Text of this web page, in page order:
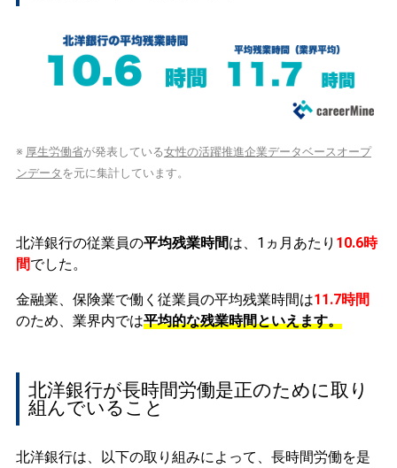
※ 厚生労働省が発表している女性の活躍推進企業データベースオープ
ンデータ を元に集計しています。
北洋銀行の従業員の平均残業時間は、1ヵ月あたり 10.6時
間でした。
金融業、保険業で働く従業員の平均残業時間は11.7時間
のため、業界内では平均的な残業時間といえます。
北洋銀行が長時間労働是正のために取り
組んでいること
北洋銀行は、以下の取り組みによって、長時間労働を是